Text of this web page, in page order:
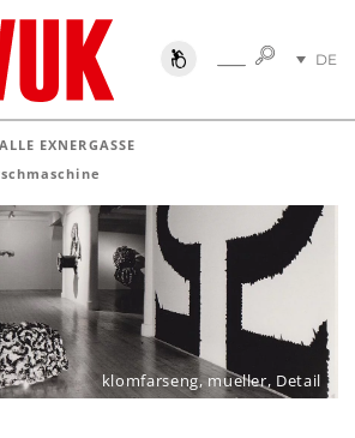
NAVIGATIONSUCHESUCHE
DE
EXNERGASSE
klomfarseng, mueller, Detail